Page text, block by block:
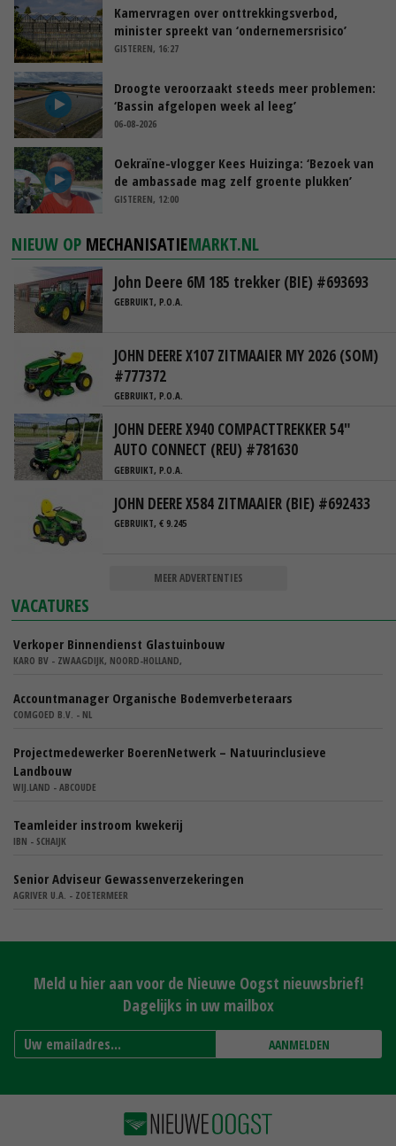
Kamervragen over onttrekkingsverbod,
minister spreekt van ‘ondernemersrisico’
GISTEREN, 16:27
Droogte veroorzaakt steeds meer problemen:
‘Bassin afgelopen week al leeg’
06-08-2026
Oekraïne-vlogger Kees Huizinga: ‘Bezoek van
de ambassade mag zelf groente plukken’
GISTEREN, 12:00
NIEUW OP MECHANISATIEMARKT.NL
John Deere 6M 185 trekker (BIE) #693693
GEBRUIKT, P.O.A.
JOHN DEERE X107 ZITMAAIER MY 2026 (SOM)
#777372
GEBRUIKT, P.O.A.
JOHN DEERE X940 COMPACTTREKKER 54"
AUTO CONNECT (REU) #781630
GEBRUIKT, P.O.A.
JOHN DEERE X584 ZITMAAIER (BIE) #692433
GEBRUIKT, € 9.245
MEER ADVERTENTIES
VACATURES
Verkoper Binnendienst Glastuinbouw
KARO BV - ZWAAGDIJK, NOORD-HOLLAND,
Accountmanager Organische Bodemverbeteraars
COMGOED B.V. - NL
Projectmedewerker BoerenNetwerk – Natuurinclusieve
Landbouw
WIJ.LAND - ABCOUDE
Teamleider instroom kwekerij
IBN - SCHAIJK
Senior Adviseur Gewassenverzekeringen
AGRIVER U.A. - ZOETERMEER
Meld u hier aan voor de Nieuwe Oogst nieuwsbrief!
Dagelijks in uw mailbox
AANMELDEN